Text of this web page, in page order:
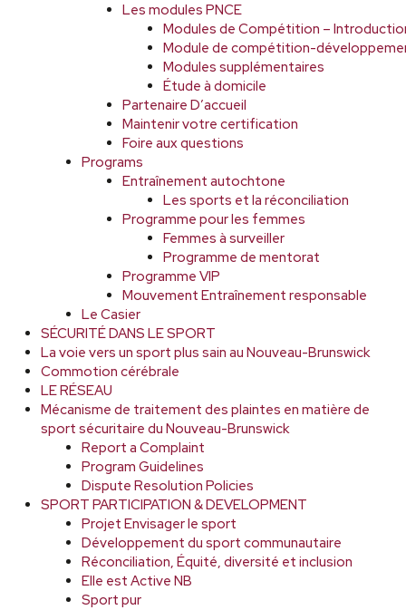
Les modules PNCE
Modules de Compétition –
Module de compétition-
Modules supplémentaires
Étude à domicile
Partenaire D’accueil
Maintenir votre certification
Foire aux questions
Programs
Entraînement autochtone
Les sports et la réconciliation
Programme pour les femmes
Femmes à surveiller
Programme de mentorat
Programme VIP
Mouvement Entraînement responsable
Le Casier
SÉCURITÉ DANS LE SPORT
La voie vers un sport plus sain au Nouveau-Brunswick
Commotion cérébrale
LE RÉSEAU
Mécanisme de traitement des plaintes en matière de
sport sécuritaire du Nouveau-Brunswick
Report a Complaint
Program Guidelines
Dispute Resolution Policies
SPORT PARTICIPATION & DEVELOPMENT
Projet Envisager le sport
Développement du sport communautaire
Réconciliation, Équité, diversité et inclusion
Elle est Active NB
Sport pur